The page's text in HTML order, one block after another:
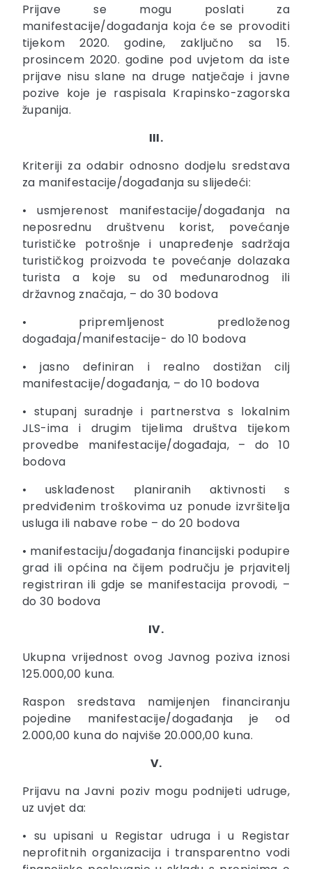
Prijave se mogu poslati za
manifestacije/događanja koja će se provoditi
tijekom 2020. godine, zaključno sa 15.
prosincem 2020. godine pod uvjetom da iste
prijave nisu slane na druge natječaje i javne
pozive koje je raspisala Krapinsko-zagorska
županija.
III.
Kriteriji za odabir odnosno dodjelu sredstava
za manifestacije/događanja su slijedeći:
• usmjerenost manifestacije/događanja na
neposrednu društvenu korist, povećanje
turističke potrošnje i unapređenje sadržaja
turističkog proizvoda te povećanje dolazaka
turista a koje su od međunarodnog ili
državnog značaja, – do 30 bodova
• pripremljenost predloženog
događaja/manifestacije- do 10 bodova
• jasno definiran i realno dostižan cilj
manifestacije/događanja, – do 10 bodova
• stupanj suradnje i partnerstva s lokalnim
JLS-ima i drugim tijelima društva tijekom
provedbe manifestacije/događaja, – do 10
bodova
• usklađenost planiranih aktivnosti s
predviđenim troškovima uz ponude izvršitelja
usluga ili nabave robe – do 20 bodova
• manifestaciju/događanja financijski podupire
grad ili općina na čijem području je prjavitelj
registriran ili gdje se manifestacija provodi, –
do 30 bodova
IV.
Ukupna vrijednost ovog Javnog poziva iznosi
125.000,00 kuna.
Raspon sredstava namijenjen financiranju
pojedine manifestacije/događanja je od
2.000,00 kuna do najviše 20.000,00 kuna.
V.
Prijavu na Javni poziv mogu podnijeti udruge,
uz uvjet da:
• su upisani u Registar udruga i u Registar
neprofitnih organizacija i transparentno vodi